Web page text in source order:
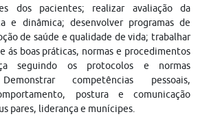
dos pacientes; realizar avaliação da
e dinâmica; desenvolver programas de
de saúde e qualidade de vida; trabalhar
ás boas práticas, normas e procedimentos
seguindo os protocolos e normas
competências pessoais,
postura e comunicação
pares, liderança e munícipes.